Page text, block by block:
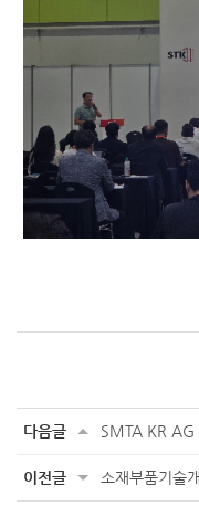
다음글 SMTA KR
이전글